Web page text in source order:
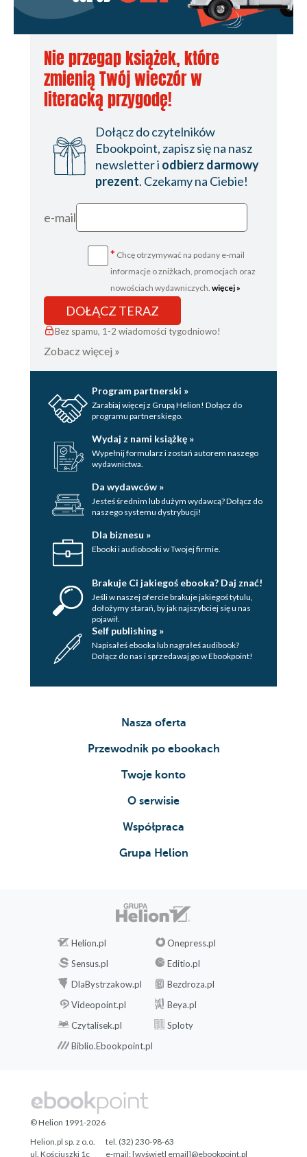
Nie przegap książek, które
zmienią Twój wieczór w
literacką przygodę!
Dołącz do czytelników
Ebookpoint, zapisz się na nasz
newsletter i odbierz darmowy
prezent. Czekamy na Ciebie!
e-mail
* Chcę otrzymywać na podany e-mail
informacje o zniżkach, promocjach oraz
nowościach wydawniczych. więcej »
DOŁĄCZ TERAZ
Bez spamu, 1-2 wiadomości tygodniowo!
Zobacz więcej »
Program partnerski »
Zarabiaj więcej z Grupą Helion! Dołącz do
programu partnerskiego.
Wydaj z nami książkę »
Wypełnij formularz i zostań autorem naszego
wydawnictwa.
Da wydawców »
Jesteś średnim lub dużym wydawcą? Dołącz do
naszego systemu dystrybucji!
Dla biznesu »
Ebooki i audiobooki w Twojej firmie.
Brakuje Ci jakiegoś ebooka? Daj znać!
Jeśli w naszej ofercie brakuje jakiegoś tytulu,
dołożymy starań, by jak najszybciej się u nas
pojawił.
Self publishing »
Napisałeś ebooka lub nagrałeś audibook?
Dołącz do nas i sprzedawaj go w Ebookpoint!
Nasza oferta
Przewodnik po ebookach
Twoje konto
O serwisie
Współpraca
Grupa Helion
Helion.pl
Onepress.pl
Sensus.pl
Editio.pl
DlaBystrzakow.pl
Bezdroza.pl
Videopoint.pl
Beya.pl
Czytalisek.pl
Sploty
Biblio.Ebookpoint.pl
© Helion 1991-2026
Helion.pl sp. z o.o.
ul. Kościuszki 1c
tel. (32) 230-98-63
e-mail:[wyświetl email]@ebookpoint.pl